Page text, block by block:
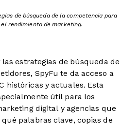
de búsqueda de la competencia para
rendimiento de marketing.
las estrategias de búsqueda de
SpyFu te da acceso a
históricas y actuales. Esta
útil para los
digital y agencias que
palabras clave, copias de